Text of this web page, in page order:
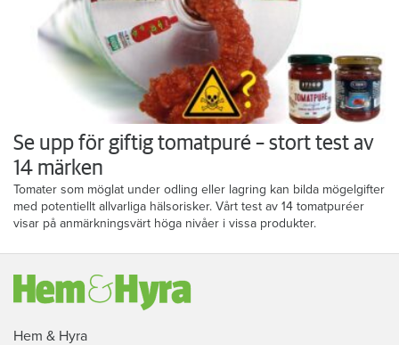
Se upp för giftig tomatpuré – stort test av
14 märken
Tomater som möglat under odling eller lagring kan bilda mögelgifter
med potentiellt allvarliga hälsorisker. Vårt test av 14 tomatpuréer
visar på anmärkningsvärt höga nivåer i vissa produkter.
Hem & Hyra